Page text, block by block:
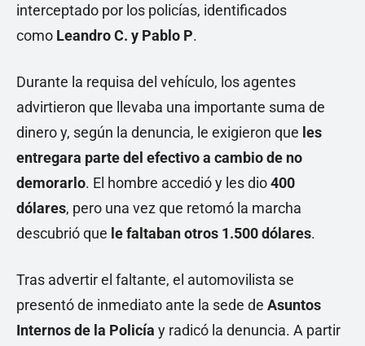
interceptado por los policías, identificados
como Leandro C. y Pablo P.
Durante la requisa del vehículo, los agentes
advirtieron que llevaba una importante suma de
dinero y, según la denuncia, le exigieron que les
entregara parte del efectivo a cambio de no
demorarlo. El hombre accedió y les dio400
dólares, pero una vez que retomó la marcha
descubrió que le faltaban otros 1.500 dólares.
Tras advertir el faltante, el automovilista se
presentó de inmediato ante la sede de Asuntos
Internos de la Policía y radicó la denuncia. A partir